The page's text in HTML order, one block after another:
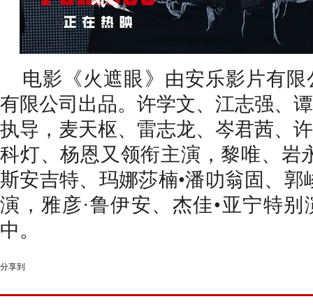
电影《火遮眼》由安乐影片有
有限公司出品。许学文、江志强、
执导，麦天枢、雷志龙、岑君茜、
科灯、杨恩又领衔主演，黎唯、岩
斯安吉特、玛娜莎楠•潘叻翁固、郭
演，雅彦·鲁伊安、杰佳•亚宁特别
中。
分享到